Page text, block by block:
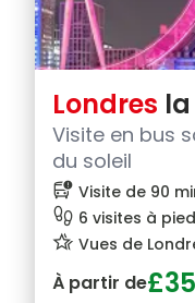
Londres
Visite en bus
du soleil
bus_alert Visite de 90
footprint 6 visites à pied
hotel_class Vues de
À partir de